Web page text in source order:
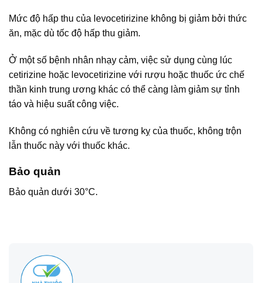
Mức độ hấp thu của levocetirizine không bị giảm bởi thức
ăn, mặc dù tốc độ hấp thu giảm.
Ở một số bệnh nhân nhạy cảm, việc sử dụng cùng lúc
cetirizine hoặc levocetirizine với rượu hoặc thuốc ức chế
thần kinh trung ương khác có thể càng làm giảm sự tỉnh
táo và hiệu suất công việc.
Không có nghiên cứu về tương kỵ của thuốc, không trộn
lẫn thuốc này với thuốc khác.
Bảo quản
Bảo quản dưới 30°C.